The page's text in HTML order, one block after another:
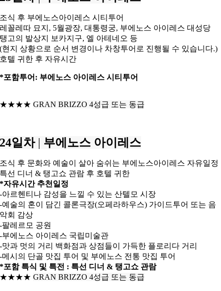
조식 후 부에노스아이레스 시티투어
레꼴레따 묘지, 5월광장, 대통령궁, 부에노스 아이레스 대성당
탱고의 발상지 보카지구, 엘 아테네오 등
(현지 상황으로 순서 변경이나 차창투어로 진행될 수 있습니다.)
호텔 귀한 후 자유시간
*포함투어: 부에노스 아이레스 시티투어
★★★★GRAN BRIZZO 4성급 또는 동급
24일차 | 부에노스 아이레스
조식 후 문화와 예술이 살아 숨쉬는 부에노스아이레스 자유일정
특선 디너 & 탱고쇼 관람 후 호텔 귀한
*자유시간 추천일정
-아르헨티나 감성을 느낄 수 있는 산텔모 시장
-예술의 혼이 담긴 콜론극장(오페라하우스) 가이드투어 또는 음
악회 감상
-팔레르모 공원
-부에노스 아이레스 국립미술관
-맛과 멋의 거리 백화점과 상점들이 가득한 플로리다 거리
-메시의 단골 맛집 투어 및 부에노스 전통 맛집 투어
*포함 특식 및 특전 : 특선 디너 & 탱고쇼 관람
★★★★GRAN BRIZZO 4성급 또는 동급